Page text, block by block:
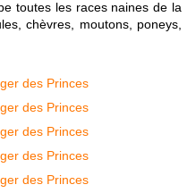
toutes les races naines de la
chèvres, moutons, poneys,